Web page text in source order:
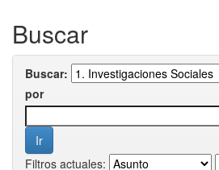
Buscar
Buscar:
por
Filtros actuales: